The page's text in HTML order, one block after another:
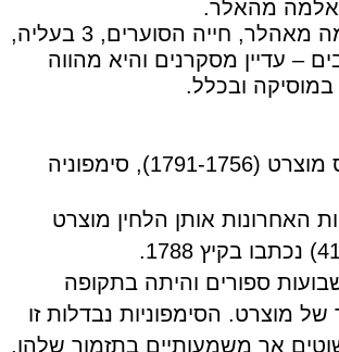
אלמה מהאלר.
דמותה של אלמה מאהלר, חייה הסוערים, 3 בעליה,
– עדיין מסקרנים והיא מהווה
ובכלל.
וולפגנג אמדאוס מוצרט (1791-1756), סימפוניה
האחרונות אותן הלחין מוצרט
.
ספורים והיתה בתקופה
של מוצרט. הסימפוניות נבדלות זו
אך משמעותיים בתִזמור שלהן,